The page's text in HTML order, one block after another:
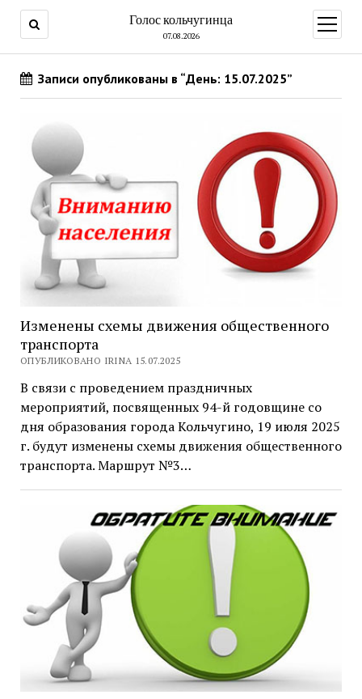
Голос кольчугинца
07.08.2026
меню
Записи опубликованы в “День: 15.07.2025”
Изменены схемы движения общественного
транспорта
ОПУБЛИКОВАНО IRINA 15.07.2025
В связи с проведением праздничных
мероприятий, посвященных 94-й годовщине со
дня образования города Кольчугино, 19 июля 2025
г. будут изменены схемы движения общественного
транспорта. Маршрут №3…